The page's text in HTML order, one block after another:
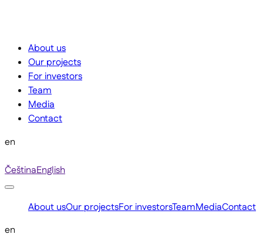
About us
Our projects
For investors
Team
Media
Contact
en
ČeštinaEnglish
About usOur projectsFor investorsTeamMediaContact
en